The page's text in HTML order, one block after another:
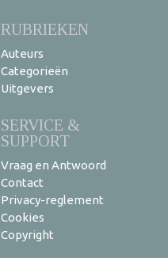
RUBRIEKEN
Auteurs
Categorieën
Uitgevers
SERVICE &
SUPPORT
Vraag en Antwoord
Contact
Privacy-reglement
Cookies
Copyright